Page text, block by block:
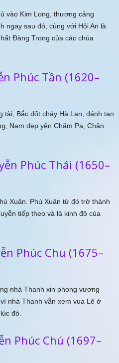
vào Kim Long, thương cảng
ngay sau đó, cùng với Hội An là
Đàng Trong của các chúa
Phúc Tần (1620–
Bắc đốt cháy Hà Lan, đánh tan
Nam dẹp yên Chăm Pa, Chân
Phúc Thái (1650–
Xuân. Phú Xuân từ đó trở thành
tiếp theo và là kinh đô của
Phúc Chu (1675–
nhà Thanh xin phong vương
nhà Thanh vẫn xem vua Lê ở
đó.
Phúc Chú (1697–